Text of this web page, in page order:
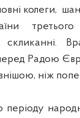
колеги,
Радою
ніж